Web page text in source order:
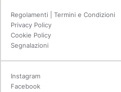
Regolamenti | Termini e Condizioni
Privacy Policy
Cookie Policy
Segnalazioni
Instagram
Facebook